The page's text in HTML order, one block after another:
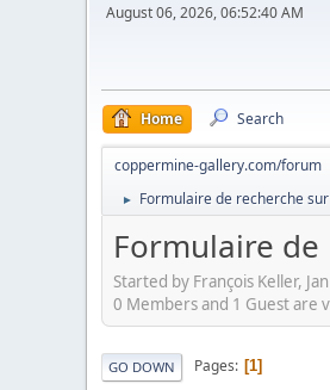
August 06, 2026, 06:52:40 AM
Home Search
coppermine-gallery.com/forum
► Formulaire de recherche
Formulaire de
Started by François Keller,
0 Members and 1 Guest are
GO DOWN Pages 1